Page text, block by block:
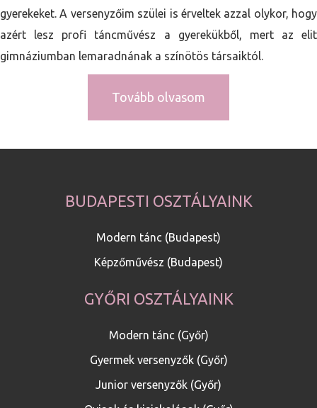
gyerekeket. A versenyzőim szülei is érveltek azzal olykor, hogy
azért lesz profi táncművész a gyerekükből, mert az elit
gimnáziumban lemaradnának a színötös társaiktól.
Tovább olvasom
BUDAPESTI OSZTÁLYAINK
Modern tánc (Budapest)
Képzőművész (Budapest)
GYŐRI OSZTÁLYAINK
Modern tánc (Győr)
Gyermek versenyzők (Győr)
Junior versenyzők (Győr)